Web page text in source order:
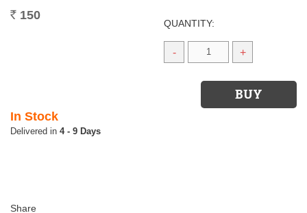
Rs. 150
QUANTITY:
- +
In Stock
4 - 9 Days